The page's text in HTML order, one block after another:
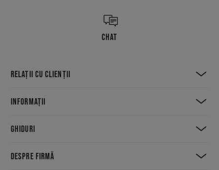
CHAT
RELAȚII CU CLIENȚII
INFORMAȚII
GHIDURI
DESPRE FIRMĂ